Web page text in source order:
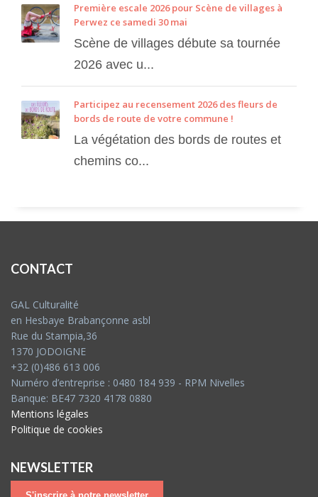
Première escale 2026 pour Scène de villages à
Perwez ce samedi 30 mai
Scène de villages débute sa tournée
2026 avec u...
Participez au recensement 2026 des fleurs de
bords de route de votre commune !
La végétation des bords de routes et
chemins co...
CONTACT
GAL Culturalité
en Hesbaye Brabançonne asbl
Rue du Stampia,36
1370 JODOIGNE
+32 (0)486 613 006
Numéro d’entreprise : 0480 184 939 - RPM Nivelles
Banque: BE47 7320 4178 0880
Mentions légales
Politique de cookies
NEWSLETTER